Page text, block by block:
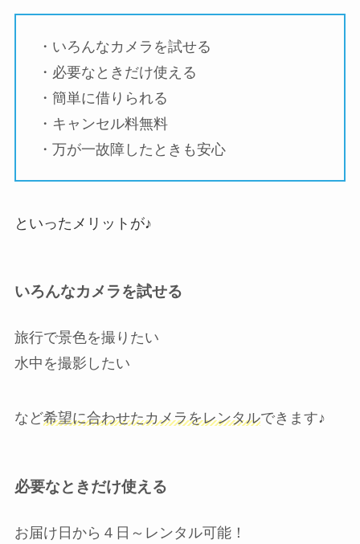
・いろんなカメラを試せる
・必要なときだけ使える
・簡単に借りられる
・キャンセル料無料
・万が一故障したときも安心
といったメリットが♪
いろんなカメラを試せる
旅行で景色を撮りたい
水中を撮影したい
など希望に合わせたカメラをレンタルできます♪
必要なときだけ使える
お届け日から４日～レンタル可能！